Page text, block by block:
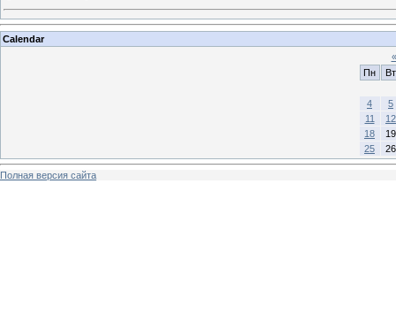
Calendar
«
Пн
Вт
4
5
11
12
18
19
25
26
Полная версия сайта